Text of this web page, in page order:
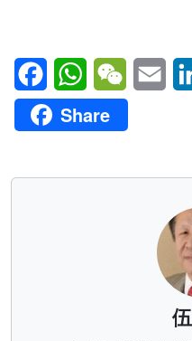
FacebookWhatsAppWeChatEmail
Share